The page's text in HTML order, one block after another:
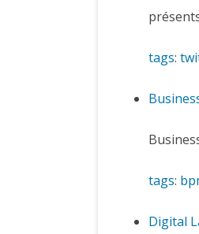
tags:
tags:
Digital